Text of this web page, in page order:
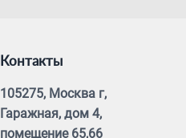
Контакты
105275, Москва г,
Гаражная, дом 4,
помещение 65,66